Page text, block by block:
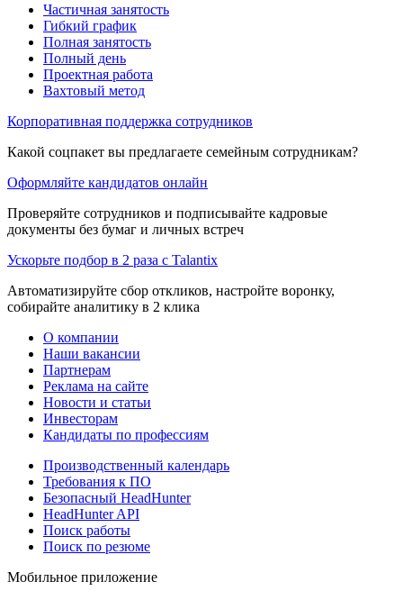
Частичная занятость
Гибкий график
Полная занятость
Полный день
Проектная работа
Вахтовый метод
Корпоративная поддержка сотрудников
Какой соцпакет вы предлагаете семейным сотрудникам?
Оформляйте кандидатов онлайн
Проверяйте сотрудников и подписывайте кадровые
документы без бумаг и личных встреч
Ускорьте подбор в 2 раза с Talantix
Автоматизируйте сбор откликов, настройте воронку,
собирайте аналитику в 2 клика
О компании
Наши вакансии
Партнерам
Реклама на сайте
Новости и статьи
Инвесторам
Кандидаты по профессиям
Производственный календарь
Требования к ПО
Безопасный HeadHunter
HeadHunter API
Поиск работы
Поиск по резюме
Мобильное приложение